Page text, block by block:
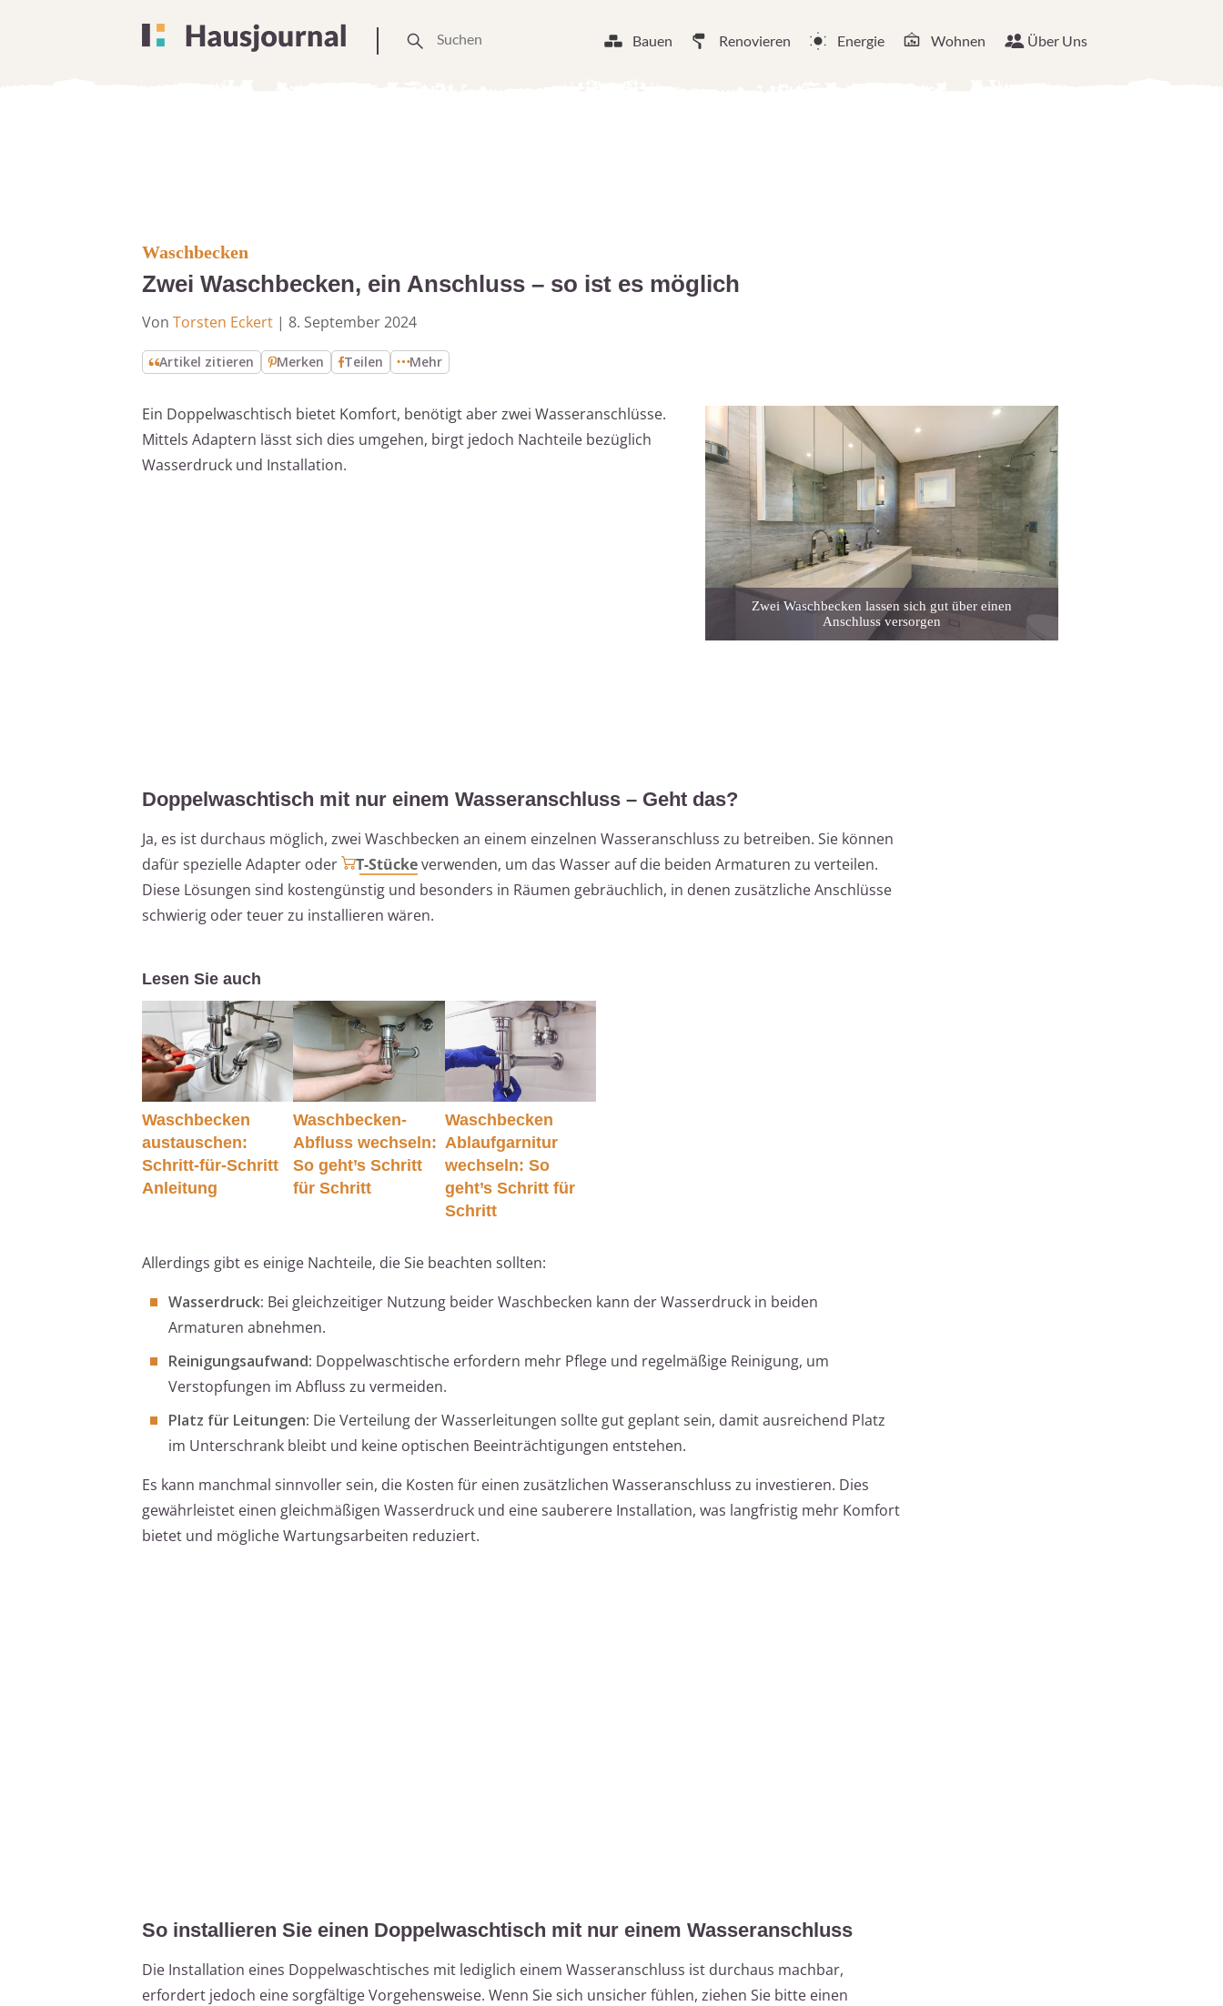
Bauen Renovieren Energie Wohnen Über Uns
Waschbecken
Zwei Waschbecken, ein Anschluss – so ist es möglich
Von Torsten Eckert | 8. September 2024
Artikel zitieren Merken Teilen Mehr
Ein Doppelwaschtisch bietet Komfort, benötigt aber zwei Wasseranschlüsse.
Mittels Adaptern lässt sich dies umgehen, birgt jedoch Nachteile bezüglich
Wasserdruck und Installation.
Zwei Waschbecken lassen sich gut über einen
Anschluss versorgen
Doppelwaschtisch mit nur einem Wasseranschluss – Geht das?
Ja, es ist durchaus möglich, zwei Waschbecken an einem einzelnen Wasseranschluss zu betreiben. Sie können
dafür spezielle Adapter oder
T-Stückeverwenden, um das Wasser auf die beiden Armaturen zu verteilen.
Diese Lösungen sind kostengünstig und besonders in Räumen gebräuchlich, in denen zusätzliche Anschlüsse
schwierig oder teuer zu installieren wären.
Lesen Sie auch
Waschbecken
austauschen:
Schritt-für-Schritt
Anleitung
Waschbecken-
Abfluss wechseln:
So geht’s Schritt
für Schritt
Waschbecken
Ablaufgarnitur
wechseln: So
geht’s Schritt für
Schritt
Allerdings gibt es einige Nachteile, die Sie beachten sollten:
Wasserdruck: Bei gleichzeitiger Nutzung beider Waschbecken kann der Wasserdruck in beiden
Armaturen abnehmen.
Reinigungsaufwand: Doppelwaschtische erfordern mehr Pflege und regelmäßige Reinigung, um
Verstopfungen im Abfluss zu vermeiden.
Platz für Leitungen: Die Verteilung der Wasserleitungen sollte gut geplant sein, damit ausreichend Platz
im Unterschrank bleibt und keine optischen Beeinträchtigungen entstehen.
Es kann manchmal sinnvoller sein, die Kosten für einen zusätzlichen Wasseranschluss zu investieren. Dies
gewährleistet einen gleichmäßigen Wasserdruck und eine sauberere Installation, was langfristig mehr Komfort
bietet und mögliche Wartungsarbeiten reduziert.
So installieren Sie einen Doppelwaschtisch mit nur einem Wasseranschluss
Die Installation eines Doppelwaschtisches mit lediglich einem Wasseranschluss ist durchaus machbar,
erfordert jedoch eine sorgfältige Vorgehensweise. Wenn Sie sich unsicher fühlen, ziehen Sie bitte einen